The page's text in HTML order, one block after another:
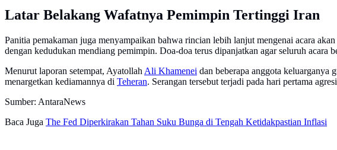
Latar Belakang Wafatnya Pemimpin Tertinggi Iran
Panitia pemakaman juga menyampaikan bahwa rincian lebih lanjut mengenai acara
dengan kedudukan mendiang pemimpin. Doa-doa terus dipanjatkan agar seluruh acara
Menurut laporan setempat, Ayatollah Ali Khamenei dan beberapa anggota keluarganya
menargetkan kediamannya di Teheran. Serangan tersebut terjadi pada hari pertama
Sumber: AntaraNews
Baca Juga The Fed Diperkirakan Tahan Suku Bunga di Tengah Ketidakpastian Inflasi